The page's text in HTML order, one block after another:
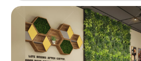
31
BREAKING DAWN
Nhà hàng Hàn
32
Nhà